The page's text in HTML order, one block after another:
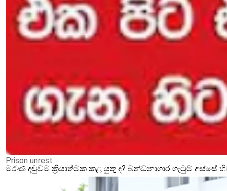
Prison unrest
මරණ දඩුවම ක්‍රියාත්මක කළ යුතු ද? බන්ධනාගාර ගැටුම්